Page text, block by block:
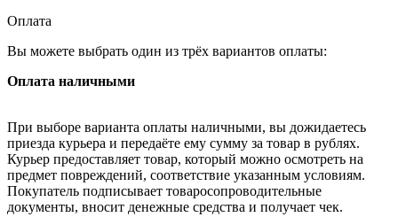
Оплата
Вы можете выбрать один из трёх вариантов оплаты:
Оплата наличными
При выборе варианта оплаты наличными, вы дожидаетесь
приезда курьера и передаёте ему сумму за товар в рублях.
Курьер предоставляет товар, который можно осмотреть на
предмет повреждений, соответствие указанным условиям.
Покупатель подписывает товаросопроводительные
документы, вносит денежные средства и получает чек.